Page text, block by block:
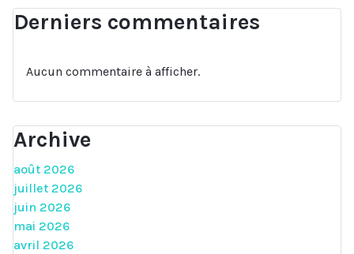
Derniers commentaires
Aucun commentaire à afficher.
Archive
août 2026
juillet 2026
juin 2026
mai 2026
avril 2026